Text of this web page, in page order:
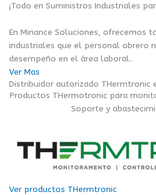
¡Todo en Suministros Industriales
En Minance Soluciones, ofrecemos
industriales que el personal obrero
desempeño en el área laboral..
Ver Mas
Distribuidor autorizado THermtronic
Productos THermotronic para
Soporte y
Ver productos THermtronic